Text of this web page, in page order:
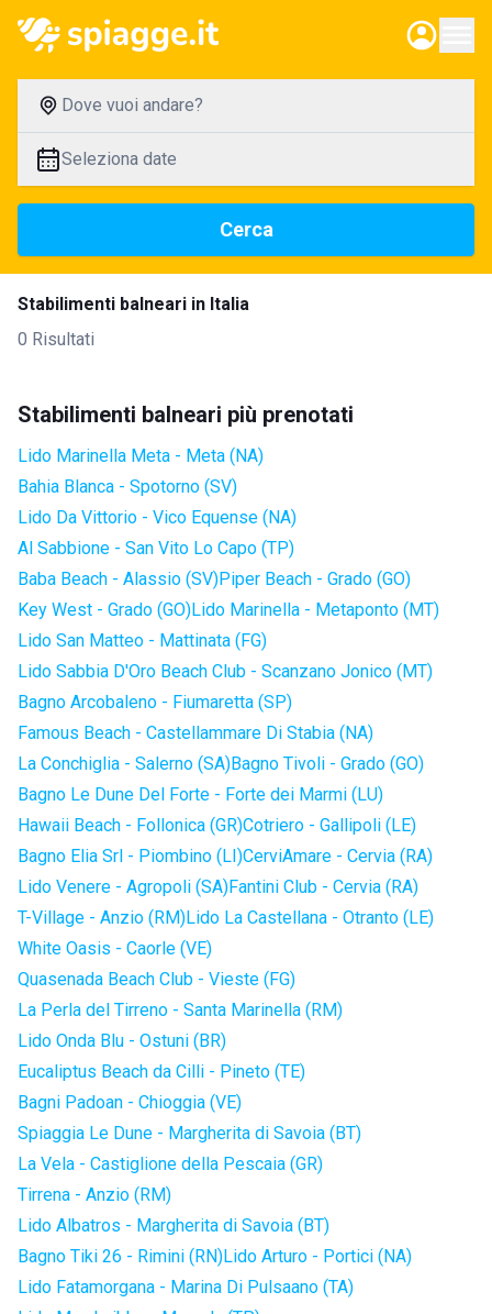
Dove vuoi andare?
Seleziona date
Cerca
Stabilimenti balneari in Italia
0 Risultati
Stabilimenti balneari più prenotati
Lido Marinella Meta - Meta (NA)
Bahia Blanca - Spotorno (SV)
Lido Da Vittorio - Vico Equense (NA)
Al Sabbione - San Vito Lo Capo (TP)
Baba Beach - Alassio (SV)Piper Beach - Grado (GO)
Key West - Grado (GO)Lido Marinella - Metaponto (MT)
Lido San Matteo - Mattinata (FG)
Lido Sabbia D'Oro Beach Club - Scanzano Jonico (MT)
Bagno Arcobaleno - Fiumaretta (SP)
Famous Beach - Castellammare Di Stabia (NA)
La Conchiglia - Salerno (SA)Bagno Tivoli - Grado (GO)
Bagno Le Dune Del Forte - Forte dei Marmi (LU)
Hawaii Beach - Follonica (GR)Cotriero - Gallipoli (LE)
Bagno Elia Srl - Piombino (LI)CerviAmare - Cervia (RA)
Lido Venere - Agropoli (SA)Fantini Club - Cervia (RA)
T-Village - Anzio (RM)Lido La Castellana - Otranto (LE)
White Oasis - Caorle (VE)
Quasenada Beach Club - Vieste (FG)
La Perla del Tirreno - Santa Marinella (RM)
Lido Onda Blu - Ostuni (BR)
Eucaliptus Beach da Cilli - Pineto (TE)
Bagni Padoan - Chioggia (VE)
Spiaggia Le Dune - Margherita di Savoia (BT)
La Vela - Castiglione della Pescaia (GR)
Tirrena - Anzio (RM)
Lido Albatros - Margherita di Savoia (BT)
Bagno Tiki 26 - Rimini (RN)Lido Arturo - Portici (NA)
Lido Fatamorgana - Marina Di Pulsaano (TA)